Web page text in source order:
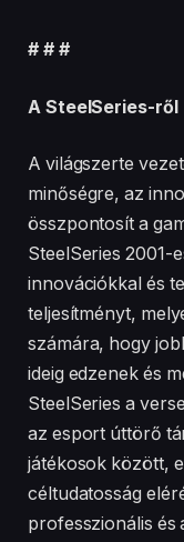
# # #
A SteelSeries-ről
A világszerte
minőségre, az
összpontosít a
SteelSeries 2001-
innovációkkal és
teljesítményt,
számára, hogy
ideig edzenek és
SteelSeries a
az esport úttörő
játékosok között,
céltudatosság
professzionális